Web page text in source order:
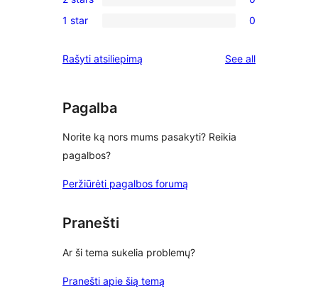
reviews
3-
star
0
2-
reviews
0
star
1 star 0
Rašyti atsiliepimą See allreviews
Pagalba
Norite ką nors mums pasakyti? Reikia
pagalbos?
Peržiūrėti pagalbos forumą
Pranešti
Ar ši tema sukelia problemų?
Pranešti apie šią temą